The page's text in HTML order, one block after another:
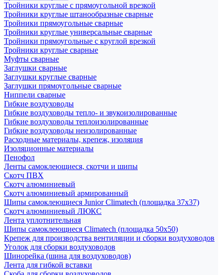
Тройники круглые с прямоугольной врезкой
Тройники круглые штанообразные сварные
Тройники прямоугольные сварные
Тройники круглые универсальные сварные
Тройники прямоугольные с круглой врезкой
Тройники круглые сварные
Муфты сварные
Заглушки сварные
Заглушки круглые сварные
Заглушки прямоугольные сварные
Ниппели сварные
Гибкие воздуховоды
Гибкие воздуховоды тепло- и звукоизолированные
Гибкие воздуховоды теплоизолированные
Гибкие воздуховоды неизолированные
Расходные материалы, крепеж, изоляция
Изоляционные материалы
Пенофол
Ленты самоклеющиеся, скотчи и шипы
Скотч ПВХ
Скотч алюминиевый
Скотч алюминиевый армированный
Шипы самоклеющиеся Junior Climatech (площадка 37х37)
Скотч алюминиевый ЛЮКС
Лента уплотнительная
Шипы самоклеющиеся Climatech (площадка 50х50)
Крепеж для производства вентиляции и сборки воздуховодов
Уголок для сборки воздуховодов
Шинорейка (шина для воздуховодов)
Лента для гибкой вставки